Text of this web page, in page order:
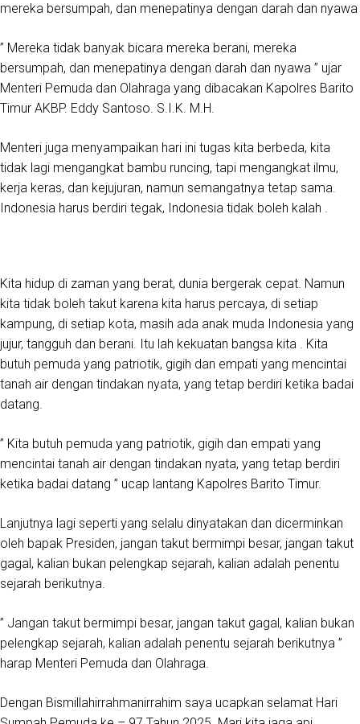
mereka bersumpah, dan menepatinya dengan darah dan nyawa
” Mereka tidak banyak bicara mereka berani, mereka
bersumpah, dan menepatinya dengan darah dan nyawa ” ujar
Menteri Pemuda dan Olahraga yang dibacakan Kapolres Barito
Timur AKBP. Eddy Santoso. S.I.K. M.H.
Menteri juga menyampaikan hari ini tugas kita berbeda, kita
tidak lagi mengangkat bambu runcing, tapi mengangkat ilmu,
kerja keras, dan kejujuran, namun semangatnya tetap sama.
Indonesia harus berdiri tegak, Indonesia tidak boleh kalah .
Kita hidup di zaman yang berat, dunia bergerak cepat. Namun
kita tidak boleh takut karena kita harus percaya, di setiap
kampung, di setiap kota, masih ada anak muda Indonesia yang
jujur, tangguh dan berani. Itu lah kekuatan bangsa kita . Kita
butuh pemuda yang patriotik, gigih dan empati yang mencintai
tanah air dengan tindakan nyata, yang tetap berdiri ketika badai
datang.
” Kita butuh pemuda yang patriotik, gigih dan empati yang
mencintai tanah air dengan tindakan nyata, yang tetap berdiri
ketika badai datang ” ucap lantang Kapolres Barito Timur.
Lanjutnya lagi seperti yang selalu dinyatakan dan dicerminkan
oleh bapak Presiden, jangan takut bermimpi besar, jangan takut
gagal, kalian bukan pelengkap sejarah, kalian adalah penentu
sejarah berikutnya.
” Jangan takut bermimpi besar, jangan takut gagal, kalian bukan
pelengkap sejarah, kalian adalah penentu sejarah berikutnya ”
harap Menteri Pemuda dan Olahraga.
Dengan Bismillahirrahmanirrahim saya ucapkan selamat Hari